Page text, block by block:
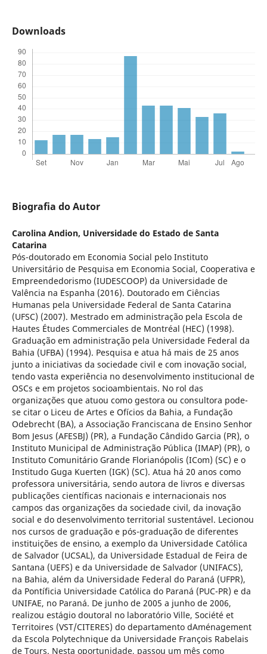
Downloads
Biografia do Autor
Carolina Andion, Universidade do Estado de Santa
Catarina
Pós-doutorado em Economia Social pelo Instituto
Universitário de Pesquisa em Economia Social, Cooperativa e
Empreendedorismo (IUDESCOOP) da Universidade de
Valência na Espanha (2016). Doutorado em Ciências
Humanas pela Universidade Federal de Santa Catarina
(UFSC) (2007). Mestrado em administração pela Escola de
Hautes Études Commerciales de Montréal (HEC) (1998).
Graduação em administração pela Universidade Federal da
Bahia (UFBA) (1994). Pesquisa e atua há mais de 25 anos
junto a iniciativas da sociedade civil e com inovação social,
tendo vasta experiência no desenvolvimento institucional de
OSCs e em projetos socioambientais. No rol das
organizações que atuou como gestora ou consultora pode-
se citar o Liceu de Artes e Ofícios da Bahia, a Fundação
Odebrecht (BA), a Associação Franciscana de Ensino Senhor
Bom Jesus (AFESBJ) (PR), a Fundação Cândido Garcia (PR), o
Instituto Municipal de Administração Pública (IMAP) (PR), o
Instituto Comunitário Grande Florianópolis (ICom) (SC) e o
Institudo Guga Kuerten (IGK) (SC). Atua há 20 anos como
professora universitária, sendo autora de livros e diversas
publicações científicas nacionais e internacionais nos
campos das organizações da sociedade civil, da inovação
social e do desenvolvimento territorial sustentável. Lecionou
nos cursos de graduação e pós-graduação de diferentes
instituições de ensino, a exemplo da Universidade Católica
de Salvador (UCSAL), da Universidade Estadual de Feira de
Santana (UEFS) e da Universidade de Salvador (UNIFACS),
na Bahia, além da Universidade Federal do Paraná (UFPR),
da Pontíficia Universidade Católica do Paraná (PUC-PR) e da
UNIFAE, no Paraná. De junho de 2005 a junho de 2006,
realizou estágio doutoral no laboratório Ville, Société et
Territoires (VST/CITERES) do departamento dAménagement
da Escola Polytechnique da Universidade François Rabelais
de Tours. Nesta oportunidade, passou um mês como